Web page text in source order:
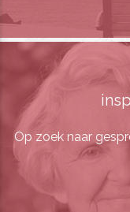
Op zoek naar